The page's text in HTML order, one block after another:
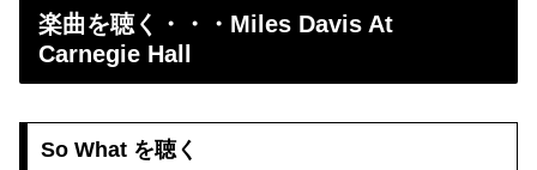
楽曲を聴く・・・Miles Davis At
Carnegie Hall
So What を聴く